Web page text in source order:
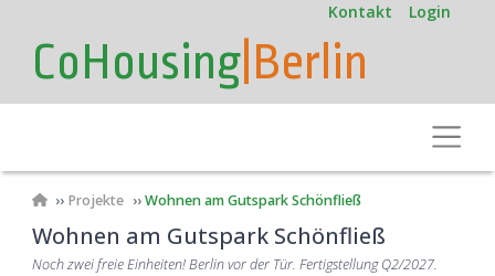
Inhaltaccount
menu
Kontakt Login
CoHousing |Berlin
Pfadnavigation
Projekte Wohnen am Gutspark Schönfließ
Wohnen am Gutspark Schönfließ
Noch zwei freie Einheiten! Berlin vor der Tür. Fertigstellung Q2/2027.